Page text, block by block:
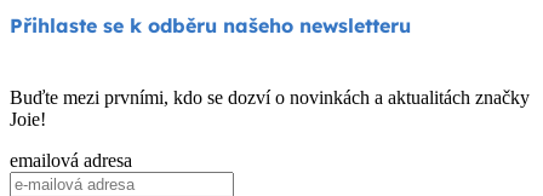
Houpátka a lehátka
Dětské postýlky a kolébky
Záruka
Návod k obsluze
O nás
Najít obchody
Přihlaste se k odběru našeho newsletteru
Buďte mezi prvními, kdo se dozví o novinkách a aktualitách značky
Joie!
emailová adresa